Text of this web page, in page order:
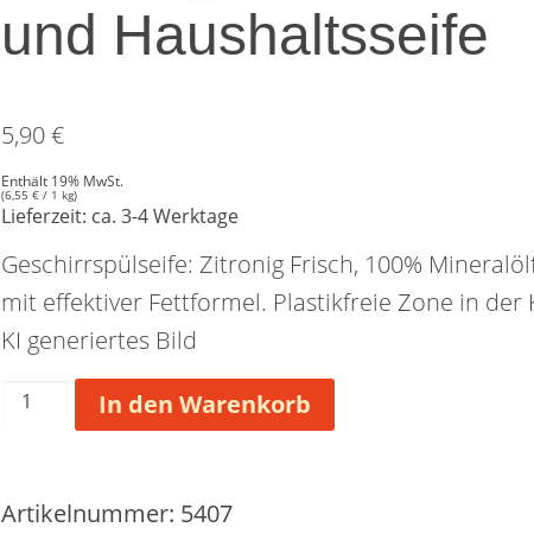
und Haushaltsseife
5,90€
Enthält 19% MwSt.
(6,55 €/ 1 kg)
Lieferzeit: ca. 3-4 Werktage
Geschirrspülseife: Zitronig Frisch, 100%
mit effektiver Fettformel. Plastikfreie Zone in der
KI generiertes Bild
Probiergröße!!!
Menge
In den Warenkorb
Artikelnummer: 5407